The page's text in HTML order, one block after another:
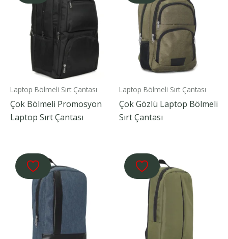
Laptop Bölmeli Sırt Çantası
Çok Bölmeli Promosyon
Laptop Sırt Çantası
Laptop Bölmeli Sırt Çantası
Çok Gözlü Laptop Bölmeli
Sırt Çantası